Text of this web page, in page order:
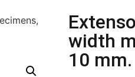
width
10 mm.